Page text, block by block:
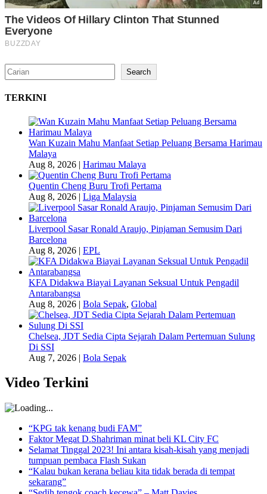
Search Search
TERKINI
Wan Kuzain Mahu Manfaat Setiap Peluang Bersama Harimau
Malaya
Aug 8, 2026 | Harimau Malaya
Quentin Cheng Buru Trofi Pertama
Aug 8, 2026 | Liga Malaysia
Liverpool Sasar Ronald Araujo, Pinjaman Semusim Dari
Barcelona
Aug 8, 2026 | EPL
KFA Didakwa Biayai Layanan Seksual Untuk Pengadil
Antarabangsa
Aug 8, 2026 | Bola Sepak, Global
Chelsea, JDT Sedia Cipta Sejarah Dalam Pertemuan Sulung
Di SSI
Aug 7, 2026 | Bola Sepak
Video Terkini
“KPG tak kenang budi FAM”
Faktor Megat D.Shahriman minat beli KL City FC
Selamat Tinggal 2023! Ini antara kisah-kisah yang menjadi
tumpuan pembaca Flash Sukan
“Kalau bukan kerana beliau kita tidak berada di tempat
sekarang”